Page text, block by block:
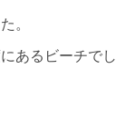
。
あるビーチでし